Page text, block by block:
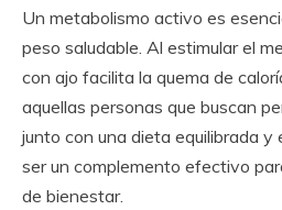
Un metabolismo activo es
peso saludable. Al estimular el
con ajo facilita la quema de
aquellas personas que buscan
junto con una dieta equilibrada y
ser un complemento efectivo
de bienestar.